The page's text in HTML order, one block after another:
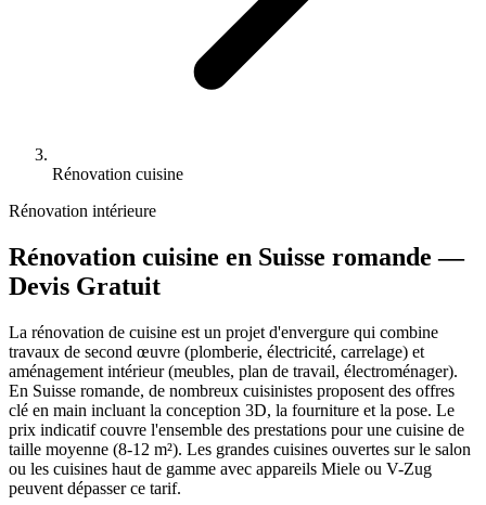
Rénovation cuisine
Rénovation intérieure
Rénovation cuisine en Suisse romande —
Devis Gratuit
La rénovation de cuisine est un projet d'envergure qui combine
travaux de second œuvre (plomberie, électricité, carrelage) et
aménagement intérieur (meubles, plan de travail, électroménager).
En Suisse romande, de nombreux cuisinistes proposent des offres
clé en main incluant la conception 3D, la fourniture et la pose. Le
prix indicatif couvre l'ensemble des prestations pour une cuisine de
taille moyenne (8-12 m²). Les grandes cuisines ouvertes sur le salon
ou les cuisines haut de gamme avec appareils Miele ou V-Zug
peuvent dépasser ce tarif.